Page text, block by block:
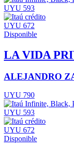
UYU 593
UYU 672
Disponible
LA VIDA
ALEJANDRO
UYU 790
UYU 593
UYU 672
Disponible